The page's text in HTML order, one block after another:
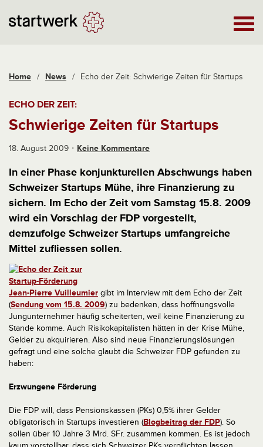
Home / News / Echo der Zeit: Schwierige Zeiten für Startups
ECHO DER ZEIT:
Schwierige Zeiten für Startups
18. August 2009 Keine Kommentare
In einer Phase konjunkturellen Abschwungs haben
Schweizer Startups Mühe, ihre Finanzierung zu
sichern. Im Echo der Zeit vom Samstag 15.8. 2009
wird ein Vorschlag der FDP vorgestellt,
demzufolge Schweizer Startups umfangreiche
Mittel zufliessen sollen.
Jean-Pierre Vuilleumier gibt im Interview mit dem Echo der Zeit
(Sendung vom 15.8. 2009) zu bedenken, dass hoffnungsvolle
Jungunternehmer häufig scheiterten, weil keine Finanzierung zu
Stande komme. Auch Risikokapitalisten hätten in der Krise Mühe,
Gelder zu akquirieren. Also sind neue Finanzierungslösungen
gefragt und eine solche glaubt die Schweizer FDP gefunden zu
haben:
Erzwungene Förderung
Die FDP will, dass Pensionskassen (PKs) 0,5% ihrer Gelder
obligatorisch in Startups investieren (Blogbeitrag der FDP). So
sollen über 10 Jahre 3 Mrd. SFr. zusammen kommen. Es ist jedoch